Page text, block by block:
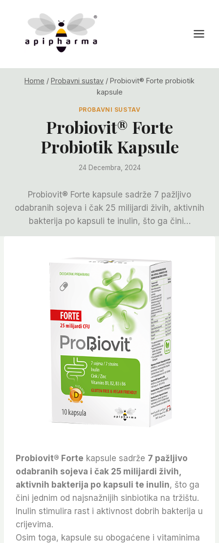
Home / Probavni sustav / Probiovit® Forte probiotik
kapsule
PROBAVNI SUSTAV
Probiovit® Forte
Probiotik Kapsule
24 Decembra, 2024
Probiovit® Forte kapsule sadrže 7 pažljivo
odabranih sojeva i čak 25 milijardi živih, aktivnih
bakterija po kapsuli te inulin, što ga čini…
Probiovit® Forte kapsule sadrže 7 pažljivo
odabranih sojeva i čak 25 milijardi živih,
aktivnih bakterija po kapsuli te inulin, što ga
čini jednim od najsnažnijih sinbiotika na tržištu.
Inulin stimulira rast i aktivnost dobrih bakterija u
crijevima.
Osim toga, kapsule su obogaćene i vitaminima